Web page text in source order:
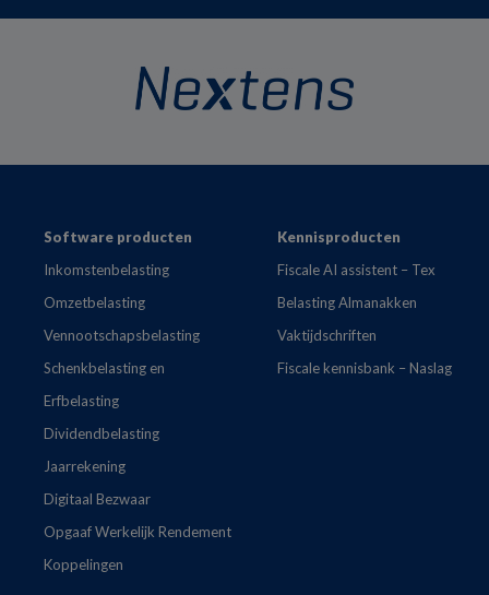
FooterSoftware producten
Inkomstenbelasting
Omzetbelasting
Vennootschapsbelasting
Schenkbelasting en
Erfbelasting
Dividendbelasting
Jaarrekening
Digitaal Bezwaar
Opgaaf Werkelijk Rendement
Koppelingen
Kennisproducten
Fiscale AI assistent – Tex
Belasting Almanakken
Vaktijdschriften
Fiscale kennisbank – Naslag